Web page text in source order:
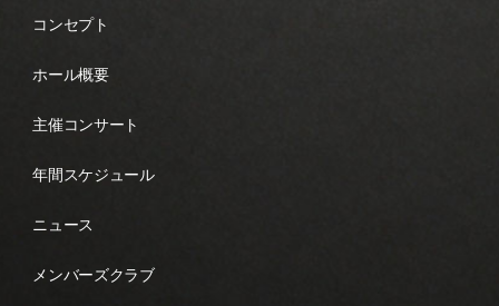
コンセプト
ホール概要
主催コンサート
年間スケジュール
ニュース
メンバーズクラブ